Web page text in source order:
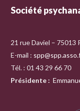
Société
21 rue Daviel – 75013
E-mail :
Tél. : 01 43 29 66 70
Présidente :